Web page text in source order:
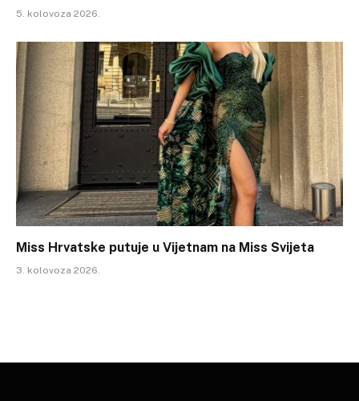
5. kolovoza 2026.
Miss Hrvatske putuje u Vijetnam na Miss Svijeta
3. kolovoza 2026.